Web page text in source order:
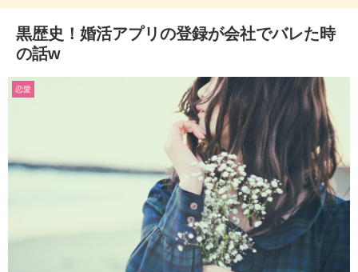
黒歴史！婚活アプリの登録が会社でバレた時
の話w
恋愛